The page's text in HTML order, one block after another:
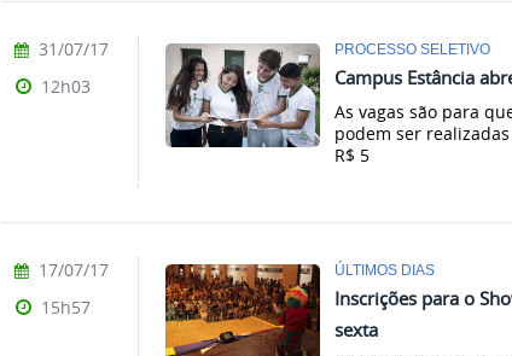
PROCESSO SELETIVO
Campus Estância
As vagas são para
podem ser
R$ 5
31/07/17
12h03
ÚLTIMOS DIAS
Inscrições para o
sexta
17/07/17
15h57